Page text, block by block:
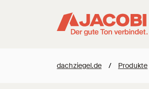
dachziegel.de / Produkte